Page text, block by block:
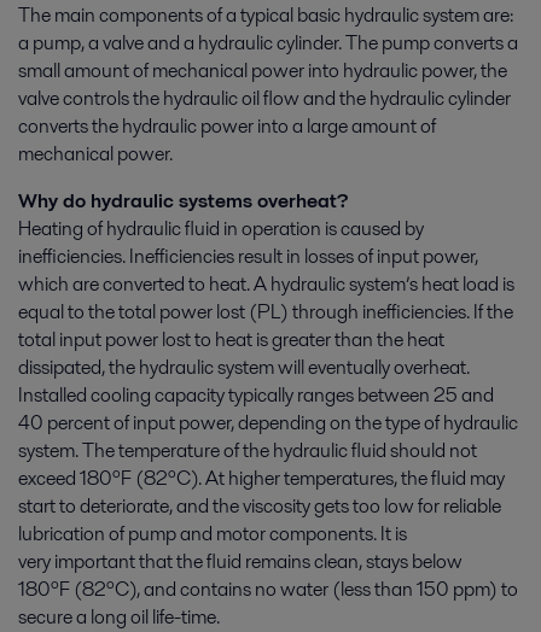
The main components of a typical basic hydraulic system are:
a pump, a valve and a hydraulic cylinder. The pump converts a
small amount of mechanical power into hydraulic power, the
valve controls the hydraulic oil flow and the hydraulic cylinder
converts the hydraulic power into a large amount of
mechanical power.
Why do hydraulic systems overheat?
Heating of hydraulic fluid in operation is caused by
inefficiencies. Inefficiencies result in losses of input power,
which are converted to heat. A hydraulic system’s heat load is
equal to the total power lost (PL) through inefficiencies. If the
total input power lost to heat is greater than the heat
dissipated, the hydraulic system will eventually overheat.
Installed cooling capacity typically ranges between 25 and
40 percent of input power, depending on the type of hydraulic
system. The temperature of the hydraulic fluid should not
exceed 180ºF (82ºC). At higher temperatures, the fluid may
start to deteriorate, and the viscosity gets too low for reliable
lubrication of pump and motor components. It is
very important that the fluid remains clean, stays below
180ºF (82ºC), and contains no water (less than 150 ppm) to
secure a long oil life-time.